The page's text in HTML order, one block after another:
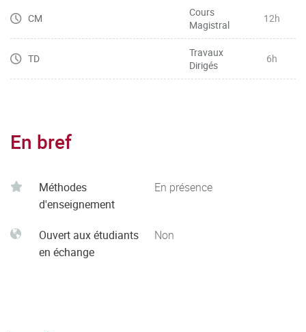
CM
Cours
Magistral
12h
TD
Travaux
Dirigés
6h
En bref
Méthodes
d'enseignement
En présence
Ouvert aux étudiants
en échange
Non